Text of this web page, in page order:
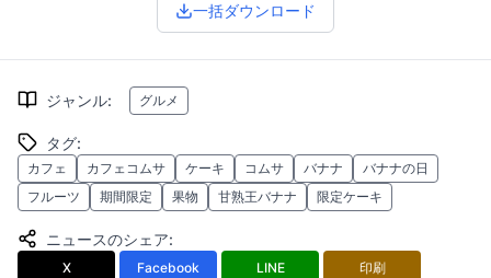
一括ダウンロード
ジャンル: グルメ
タグ:
カフェ カフェコムサ ケーキ コムサ バナナ
バナナの日
フルーツ
期間限定 果物 甘熟王バナナ 限定ケーキ
ニュースのシェア:
X Facebook LINE 印刷